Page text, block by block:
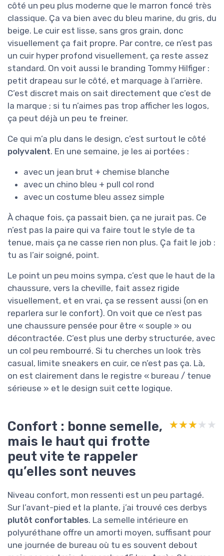
côté un peu plus moderne que le marron foncé très
classique. Ça va bien avec du bleu marine, du gris, du
beige. Le cuir est lisse, sans gros grain, donc
visuellement ça fait propre. Par contre, ce n’est pas
un cuir hyper profond visuellement, ça reste assez
standard. On voit aussi le branding Tommy Hilfiger :
petit drapeau sur le côté, et marquage à l’arrière.
C’est discret mais on sait directement que c’est de
la marque ; si tu n’aimes pas trop afficher les logos,
ça peut déjà un peu te freiner.
Ce qui m’a plu dans le design, c’est surtout le côté
polyvalent. En une semaine, je les ai portées :
avec un jean brut + chemise blanche
avec un chino bleu + pull col rond
avec un costume bleu assez simple
À chaque fois, ça passait bien, ça ne jurait pas. Ce
n’est pas la paire qui va faire tout le style de ta
tenue, mais ça ne casse rien non plus. Ça fait le job :
tu as l’air soigné, point.
Le point un peu moins sympa, c’est que le haut de la
chaussure, vers la cheville, fait assez rigide
visuellement, et en vrai, ça se ressent aussi (on en
reparlera sur le confort). On voit que ce n’est pas
une chaussure pensée pour être « souple » ou
décontractée. C’est plus une derby structurée, avec
un col peu rembourré. Si tu cherches un look très
casual, limite sneakers en cuir, ce n’est pas ça. Là,
on est clairement dans le registre « bureau / tenue
sérieuse » et le design suit cette logique.
Confort : bonne semelle,
mais le haut qui frotte
peut vite te rappeler
qu’elles sont neuves
★★★★★
★★★★★
Niveau confort, mon ressenti est un peu partagé.
Sur l’avant-pied et la plante, j’ai trouvé ces derbys
plutôt confortables. La semelle intérieure en
polyuréthane offre un amorti moyen, suffisant pour
une journée de bureau où tu es souvent debout